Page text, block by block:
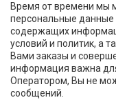
Время от времени мы
персональные
содержащих
условий и политик, а
Вами заказы и
информация важна
Оператором, Вы не
сообщений.